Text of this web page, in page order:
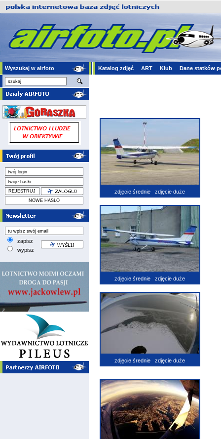
Wyszukaj w airfoto Katalog zdjęć ART Klub Dane statków
zapisz
wypisz
zdjęcie średnie zdjęcie duże
zdjęcie średnie zdjęcie duże
zdjęcie średnie zdjęcie duże